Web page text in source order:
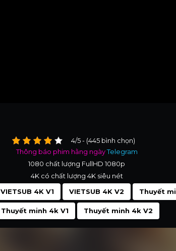
4/5 - (445 bình chọn)
Thông báo phim hằng ngàyTelegram
1080 chất lượng FullHD 1080p
4K có chất lượng 4K siêu nét
VIETSUB 4K V1 VIETSUB 4K V2 Thuyết
Thuyết minh 4k V1 Thuyết minh 4k V2